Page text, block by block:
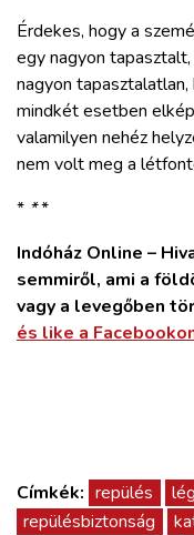
Érdekes, hogy a
egy nagyon
nagyon
mindkét esetben
valamilyen nehéz
nem volt meg a
* **
Indóház Online –
semmiről, ami a
vagy a levegőben
és like a
Címkék: repülés
repülésbiztonság